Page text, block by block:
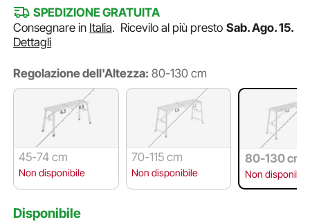
SPEDIZIONE GRATUITA
Consegnare in Italia. Ricevilo al più presto Sab. Ago. 15.
Dettagli
Regolazione dell'Altezza: 80-130 cm
45-74 cm
Non disponibile
70-115 cm
Non disponibile
80-130 cm
Non disponibile
Disponibile